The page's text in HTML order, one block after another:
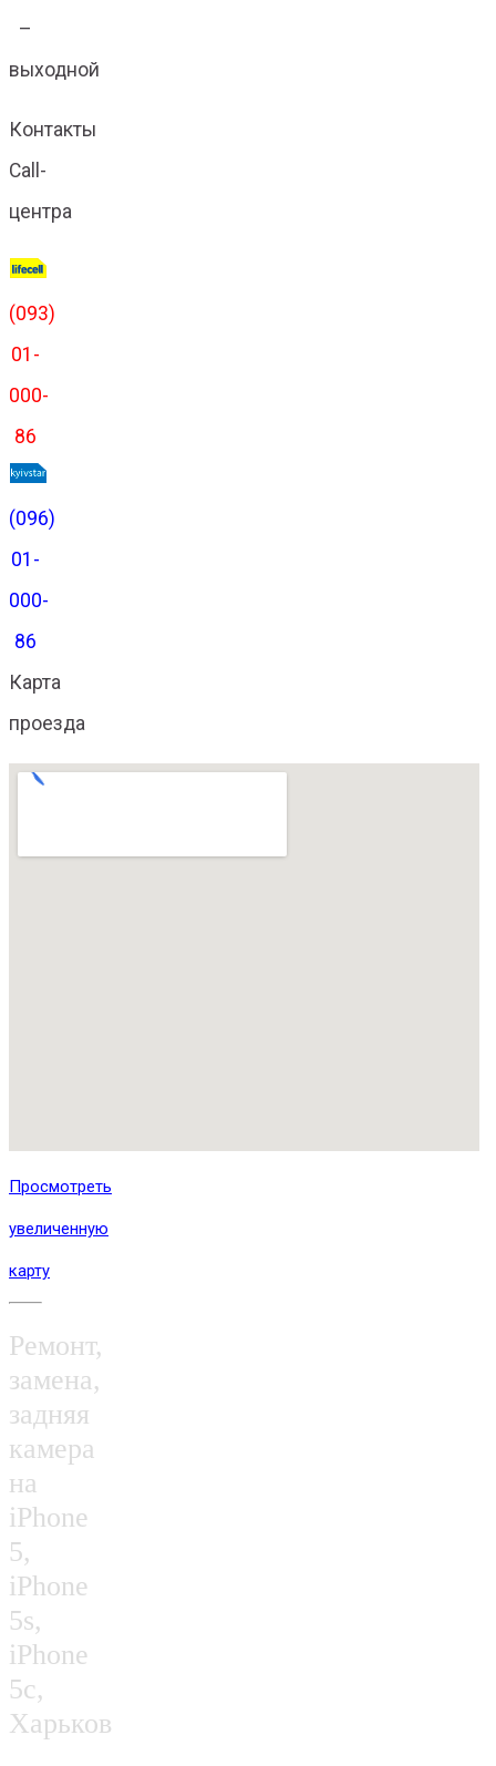
–
выходной
Контакты
Call-
центра
(093)
01-
000-
86
(096)
01-
000-
86
Карта
проезда
Просмотреть
увеличенную
карту
Ремонт,
замена,
задняя
камера
на
iPhone
5,
iPhone
5s,
iPhone
5c,
Харьков